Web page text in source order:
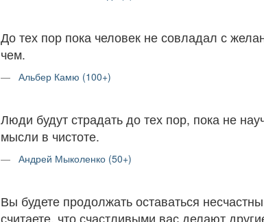
До тех пор пока человек не совладал с
чем.
Альбер Камю (100+)
Люди будут страдать до тех пор, пока не
мысли в чистоте.
Андрей Мыколенко (50+)
Вы будете продолжать оставаться
считаете, что счастливыми вас делают